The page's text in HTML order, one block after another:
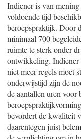
Indiener is van
voldoende tijd
beroepspraktijk. Door
minimaal 700
ruimte te sterk onder
ontwikkeling. Indiener
niet meer regels moet
onderwijstijd zijn de
de aantallen uren voor
bevordert de kwaliteit
daarentegen juist